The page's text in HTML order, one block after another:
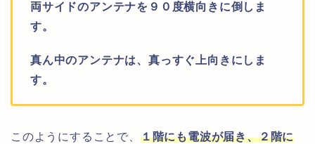
両サイドのアンテナを９０度横向きに倒しま
す。
真ん中のアンテナは、真っすぐ上向きにしま
す。
このようにすることで、 １階にも電波が届き、２階に